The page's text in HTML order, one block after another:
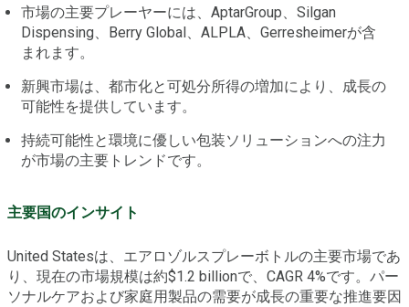
市場の主要プレーヤーには、AptarGroup、Silgan
Dispensing、Berry Global、ALPLA、Gerresheimerが含
まれます。
新興市場は、都市化と可処分所得の増加により、成長の
可能性を提供しています。
持続可能性と環境に優しい包装ソリューションへの注力
が市場の主要トレンドです。
主要国のインサイト
United Statesは、エアロゾルスプレーボトルの主要市場であ
り、現在の市場規模は約$1.2 billionで、CAGR 4%です。パー
ソナルケアおよび家庭用製品の需要が成長の重要な推進要因